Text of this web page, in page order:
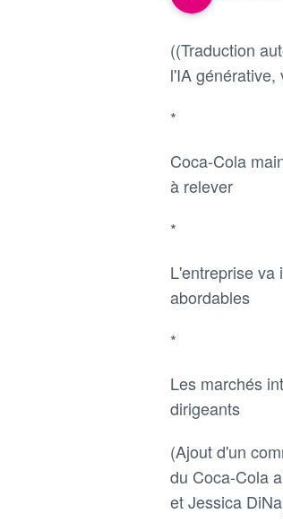
((Traduction
l'IA
*
Coca-Cola
à relever
*
L'entreprise va
abordables
*
Les marchés
dirigeants
(Ajout d'un
du Coca-Cola
et Jessica